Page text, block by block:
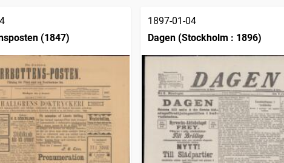
(1847)
1897-01-04
Dagen (Stockholm : 1896)